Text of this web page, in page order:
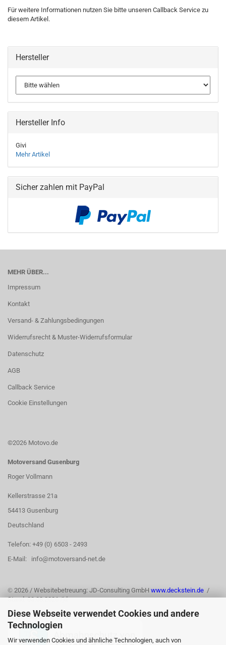
Diese Webseite verwendet Cookies und andere
Technologien
Wir verwenden Cookies und ähnliche Technologien, auch von
Für weitere Informationen nutzen Sie bitte unseren Callback Service zu
diesem Artikel.
Hersteller
Hersteller Info
Givi
Mehr Artikel
Sicher zahlen mit PayPal
MEHR ÜBER...
Impressum
Kontakt
Versand- & Zahlungsbedingungen
Widerrufsrecht & Muster-Widerrufsformular
Datenschutz
AGB
Callback Service
Cookie Einstellungen
©2026 Motovo.de
Motoversand Gusenburg
Roger Vollmann
Kellerstrasse 21a
54413 Gusenburg
Deutschland
Telefon: +49 (0) 6503 - 2493
E-Mail: info@motoversand-net.de
© 2026 / Websitebetreuung: JD-Consulting GmbH www.deckstein.de /
Stand: 03.08.2026 /jd